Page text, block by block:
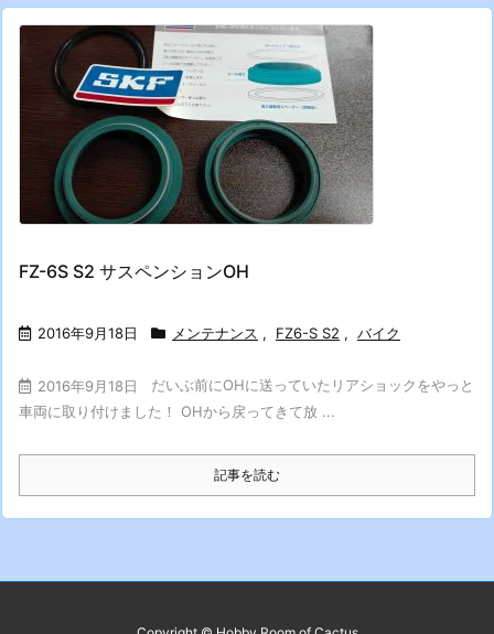
FZ-6S S2 サスペンションOH
2016年9月18日 メンテナンス , FZ6-S S2 , バイク
2016年9月18日
だいぶ前にOHに送っていたリアショックをやっと
車両に取り付けました！ OHから戻ってきて放 ...
記事を読む